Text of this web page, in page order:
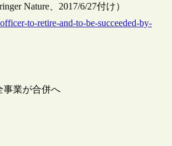
Nature、2017/6/27付け）
to-retire-and-to-be-succeeded-by-
事業が合併へ